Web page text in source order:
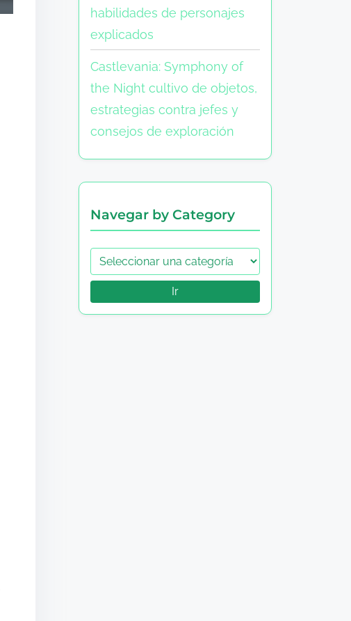
habilidades de personajes
explicados
Castlevania: Symphony of
the Night cultivo de objetos,
estrategias contra jefes y
consejos de exploración
Navegar by Category
Ir